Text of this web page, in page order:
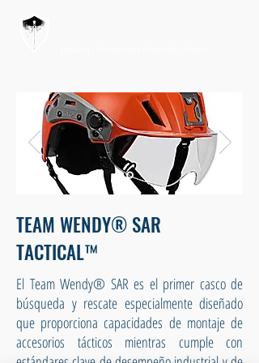
TEAM WENDY® SAR
TACTICAL™
El Team Wendy® SAR es el primer casco de
búsqueda y rescate especialmente diseñado
que proporciona capacidades de montaje de
accesorios tácticos mientras cumple con